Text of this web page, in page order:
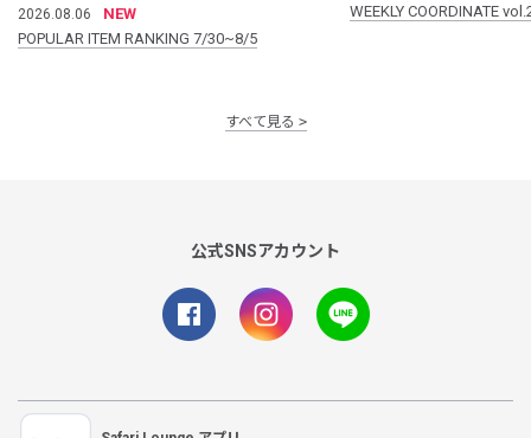
2026.08.06
NEW
POPULAR ITEM RANKING 7/30~8/5
WEEKLY COORDINATE
すべて見る
公式SNSアカウント